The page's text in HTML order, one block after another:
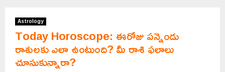
Astrology
Today Horoscope: ఈరోజు పన్నెండు
రాశులకు ఎలా ఉంటుంది? మీ రాశి ఫలాలు
చూసుకున్నారా?